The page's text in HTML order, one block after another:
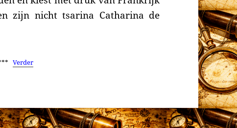
zijn nicht tsarina Catharina de
Verder